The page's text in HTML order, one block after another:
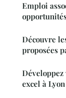
Emploi
Découvre
proposées
Développez
excel à Lyon